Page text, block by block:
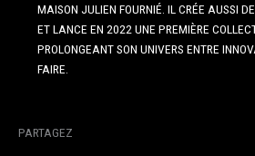
MAISON JULIEN FOURNIÉ. IL CRÉE AUSSI
ET LANCE EN 2022 UNE PREMIÈRE
PROLONGEANT SON UNIVERS ENTRE
FAIRE.
PARTAGEZ